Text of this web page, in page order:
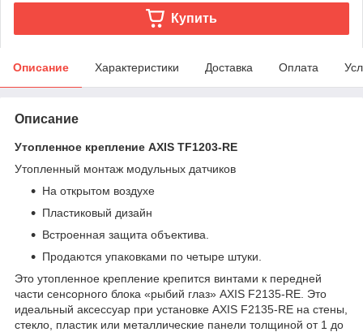
Купить
Описание Характеристики Доставка Оплата
Описание
Утопленное крепление AXIS TF1203-RE
Утопленный монтаж модульных датчиков
На открытом воздухе
Пластиковый дизайн
Встроенная защита объектива.
Продаются упаковками по четыре штуки.
Это утопленное крепление крепится винтами к передней
части сенсорного блока «рыбий глаз» AXIS F2135-RE. Это
идеальный аксессуар при установке AXIS F2135-RE на стены,
стекло, пластик или металлические панели толщиной от 1 до